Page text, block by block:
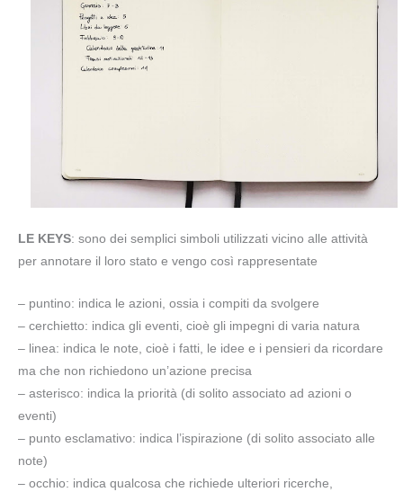
LE KEYS: sono dei semplici simboli utilizzati vicino alle attività
per annotare il loro stato e vengo così rappresentate
– puntino: indica le azioni, ossia i compiti da svolgere
– cerchietto: indica gli eventi, cioè gli impegni di varia natura
– linea: indica le note, cioè i fatti, le idee e i pensieri da ricordare
ma che non richiedono un’azione precisa
– asterisco: indica la priorità (di solito associato ad azioni o
eventi)
– punto esclamativo: indica l’ispirazione (di solito associato alle
note)
– occhio: indica qualcosa che richiede ulteriori ricerche,